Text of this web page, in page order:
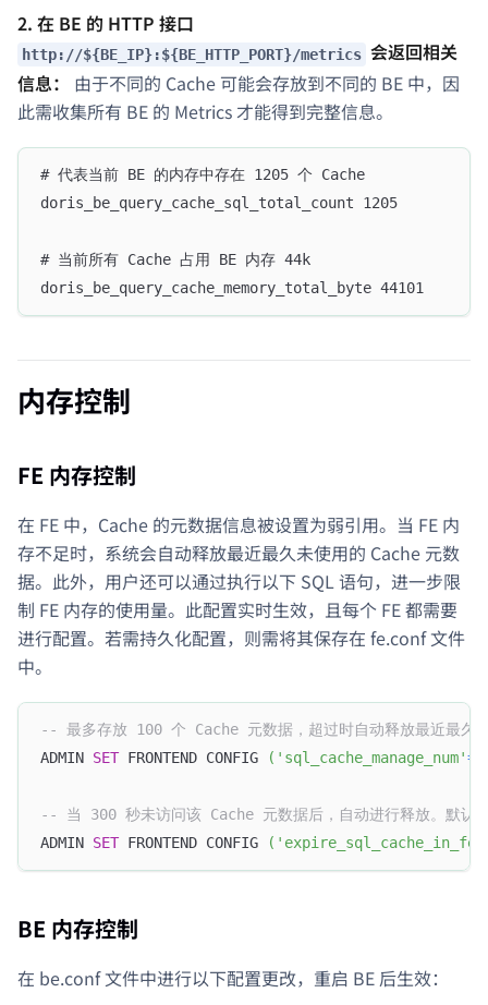
2. 在 BE 的 HTTP 接口
http://${BE_IP}:${BE_HTTP_PORT}/metrics 会返回相关
信息：
由于不同的 Cache 可能会存放到不同的 BE 中，因
此需收集所有 BE 的 Metrics 才能得到完整信息。
# 代表当前 BE 的内存中存在 1205 个 Cache
doris_be_query_cache_sql_total_count 1205
# 当前所有 Cache 占用 BE 内存 44k
doris_be_query_cache_memory_total_byte 44101
内存控制
FE 内存控制
在 FE 中，Cache 的元数据信息被设置为弱引用。当 FE 内
存不足时，系统会自动释放最近最久未使用的 Cache 元数
据。此外，用户还可以通过执行以下 SQL 语句，进一步限
制 FE 内存的使用量。此配置实时生效，且每个 FE 都需要
进行配置。若需持久化配置，则需将其保存在 fe.conf 文件
中。
-- 最多存放 100 个 Cache 元数据，超过时自动释放最近最
ADMIN SET FRONTEND CONFIG ( 'sql_cache_manage_num'=
-- 当 300 秒未访问该 Cache 元数据后，自动进行释放。默
ADMIN SET FRONTEND CONFIG (
BE 内存控制
在 be.conf 文件中进行以下配置更改，重启 BE 后生效：